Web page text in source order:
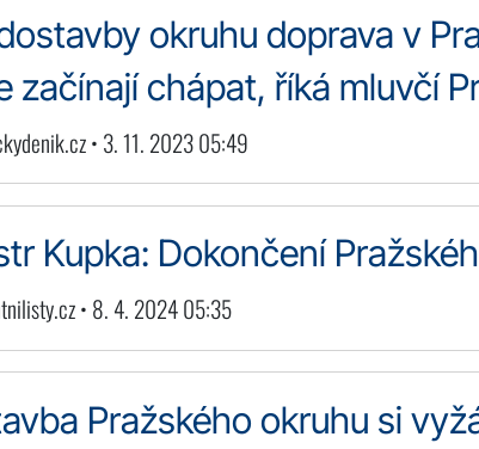
okruhu doprava v
začínají chápat, říká mluvčí
• 3. 11. 2023 05:49
Kupka: Dokončení
• 8. 4. 2024 05:35
Pražského okruhu si